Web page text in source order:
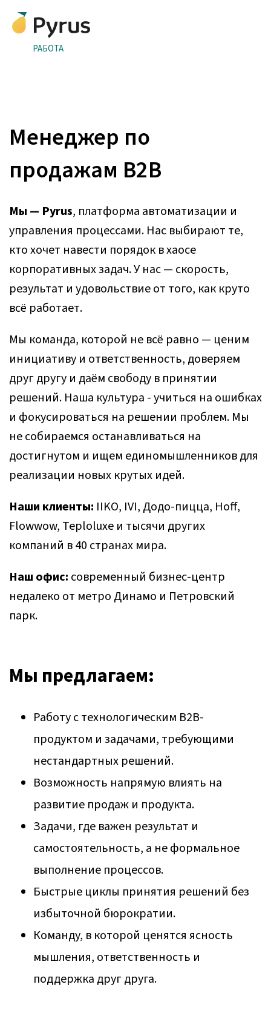
РАБОТА
Менеджер по
продажам B2B
Мы — Pyrus, платформа автоматизации и
управления процессами. Нас выбирают те,
кто хочет навести порядок в хаосе
корпоративных задач. У нас — скорость,
результат и удовольствие от того, как круто
всё работает.
Мы команда, которой не всё равно — ценим
инициативу и ответственность, доверяем
друг другу и даём свободу в принятии
решений. Наша культура - учиться на ошибках
и фокусироваться на решении проблем. Мы
не собираемся останавливаться на
достигнутом и ищем единомышленников для
реализации новых крутых идей.
Наши клиенты: IIKO, IVI, Додо-пицца, Hoff,
Flowwow, Teploluxe и тысячи других
компаний в 40 странах мира.
Наш офис: современный бизнес-центр
недалеко от метро Динамо и Петровский
парк.
Мы предлагаем:
Работу с технологическим B2B-
продуктом и задачами, требующими
нестандартных решений.
Возможность напрямую влиять на
развитие продаж и продукта.
Задачи, где важен результат и
самостоятельность, а не формальное
выполнение процессов.
Быстрые циклы принятия решений без
избыточной бюрократии.
Команду, в которой ценятся ясность
мышления, ответственность и
поддержка друг друга.